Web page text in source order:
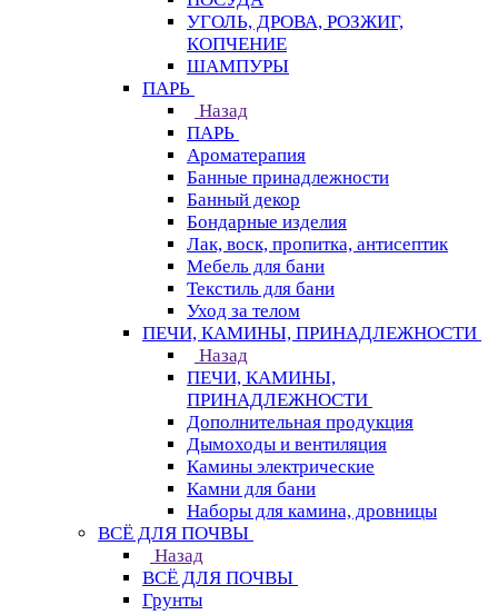
УГОЛЬ, ДРОВА, РОЗЖИГ,
КОПЧЕНИЕ
ШАМПУРЫ
ПАРЬ
Назад
ПАРЬ
Ароматерапия
Банные принадлежности
Банный декор
Бондарные изделия
Лак, воск, пропитка, антисептик
Мебель для бани
Текстиль для бани
Уход за телом
ПЕЧИ, КАМИНЫ, ПРИНАДЛЕЖНОСТИ
Назад
ПЕЧИ, КАМИНЫ,
ПРИНАДЛЕЖНОСТИ
Дополнительная продукция
Дымоходы и вентиляция
Камины электрические
Камни для бани
Наборы для камина, дровницы
ВСЁ ДЛЯ ПОЧВЫ
Назад
ВСЁ ДЛЯ ПОЧВЫ
Грунты